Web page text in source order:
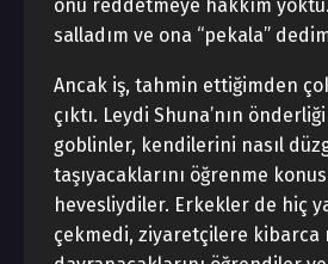
onu reddetmeye hakkım yoktu.
salladım ve ona “pekala”
Ancak iş, tahmin ettiğimden
çıktı. Leydi Shuna’nın
goblinler, kendilerini nasıl
taşıyacaklarını öğrenme
hevesliydiler. Erkekler de hiç
çekmedi, ziyaretçilere kibarca